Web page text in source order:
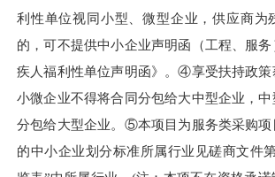
利性单位视同小型、微型企业，供应商为
的，可不提供中小企业声明函（工程、服
疾人福利性单位声明函》。④享受扶持政策
小微企业不得将合同分包给大中型企业，
分包给大型企业。⑤本项目为服务类采购项
的中小企业划分标准所属行业见磋商文件